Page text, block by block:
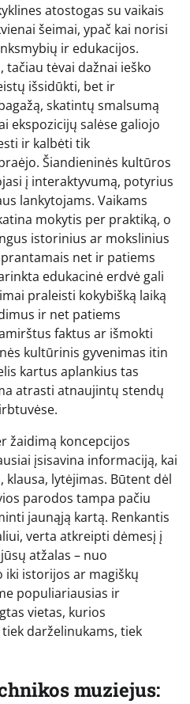
atostogas su vaikais
šeimai, ypač kai norisi
ir edukacijos.
tėvai dažnai ieško
išsidūkti, bet ir
skatintų smalsumą
ekspozicijų salėse galiojo
ir kalbėti tik
Šiandieninės kultūros
į interaktyvumą, potyrius
lankytojams. Vaikams
mokytis per praktiką, o
istorinius ar mokslinius
net ir patiems
edukacinė erdvė gali
praleisti kokybišką laiką
ir net patiems
faktus ar išmokti
kultūrinis gyvenimas itin
kartus aplankius tas
atrasti atnaujintų stendų
žaidimą koncepcijos
įsisavina informaciją, kai
klausa, lytėjimas. Būtent dėl
parodos tampa pačiu
jaunąją kartą. Renkantis
verta atkreipti dėmesį į
atžalas – nuo
istorijos ar magiškų
populiariausias ir
vietas, kurios
darželinukams, tiek
muziejus: